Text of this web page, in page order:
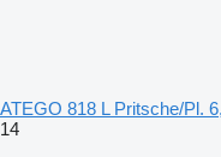
ATEGO 818 L Pritsche/Pl.
14